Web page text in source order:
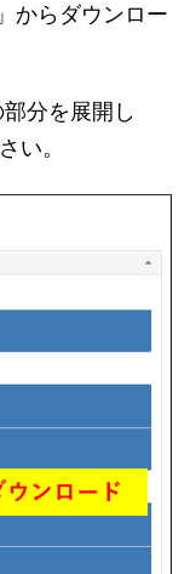
からダウンロー
分を展開し
い。